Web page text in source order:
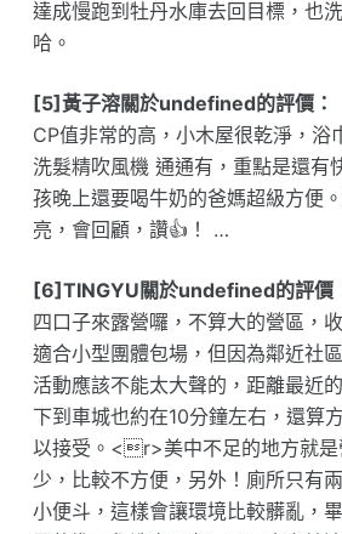
達成慢跑到牡丹水庫去回目標，也
哈。
[5]黃子溶關於undefined的評價：
CP值非常的高，小木屋很乾淨，浴
洗髮精吹風機 通通有，重點是還有
孩晚上還要喝牛奶的爸媽超級方便
亮，會回顧，讚👍！ …
[6]TINGYU關於undefined的評價
四口子來露營囉，不算大的營區，
適合小型團體包場，但因為鄰近社
活動應該不能太大聲的，距離最近
下到車城也約在10分鐘左右，還算
以接受。<r>美中不足的地方就是
少，比較不方便，另外！廁所只有
小便斗，這樣會讓環境比較髒亂，